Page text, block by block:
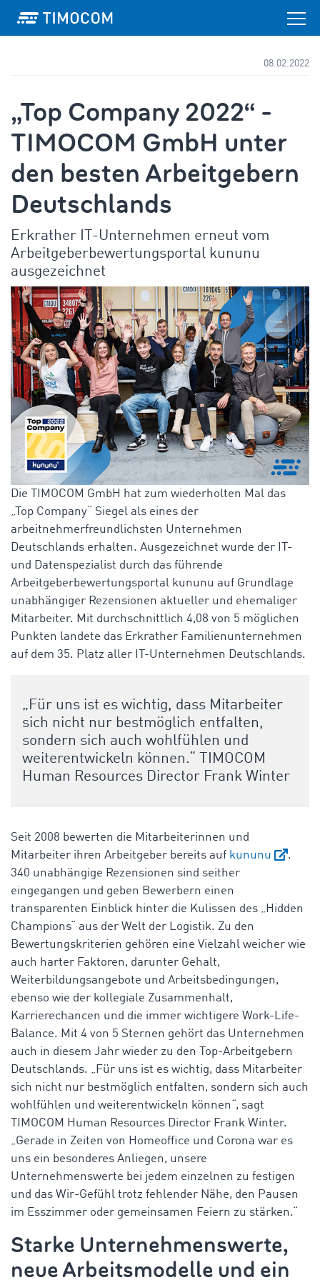
08.02.2022
„Top Company 2022“ -
TIMOCOM GmbH unter
den besten Arbeitgebern
Deutschlands
Erkrather IT-Unternehmen erneut vom
Arbeitgeberbewertungsportal kununu
ausgezeichnet
Die TIMOCOM GmbH hat zum wiederholten Mal das
„Top Company“ Siegel als eines der
arbeitnehmerfreundlichsten Unternehmen
Deutschlands erhalten. Ausgezeichnet wurde der IT-
und Datenspezialist durch das führende
Arbeitgeberbewertungsportal kununu auf Grundlage
unabhängiger Rezensionen aktueller und ehemaliger
Mitarbeiter. Mit durchschnittlich 4,08 von 5 möglichen
Punkten landete das Erkrather Familienunternehmen
auf dem 35. Platz aller IT-Unternehmen Deutschlands.
„Für uns ist es wichtig, dass Mitarbeiter
sich nicht nur bestmöglich entfalten,
sondern sich auch wohlfühlen und
weiterentwickeln können.“ TIMOCOM
Human Resources Director Frank Winter
Seit 2008 bewerten die Mitarbeiterinnen und
Mitarbeiter ihren Arbeitgeber bereits auf kununu
.
340 unabhängige Rezensionen sind seither
eingegangen und geben Bewerbern einen
transparenten Einblick hinter die Kulissen des „Hidden
Champions“ aus der Welt der Logistik. Zu den
Bewertungskriterien gehören eine Vielzahl weicher wie
auch harter Faktoren, darunter Gehalt,
Weiterbildungsangebote und Arbeitsbedingungen,
ebenso wie der kollegiale Zusammenhalt,
Karrierechancen und die immer wichtigere Work-Life-
Balance. Mit 4 von 5 Sternen gehört das Unternehmen
auch in diesem Jahr wieder zu den Top-Arbeitgebern
Deutschlands. „Für uns ist es wichtig, dass Mitarbeiter
sich nicht nur bestmöglich entfalten, sondern sich auch
wohlfühlen und weiterentwickeln können“, sagt
TIMOCOM Human Resources Director Frank Winter.
„Gerade in Zeiten von Homeoffice und Corona war es
uns ein besonderes Anliegen, unsere
Unternehmenswerte bei jedem einzelnen zu festigen
und das Wir-Gefühl trotz fehlender Nähe, den Pausen
im Esszimmer oder gemeinsamen Feiern zu stärken.“
Starke Unternehmenswerte,
neue Arbeitsmodelle und ein